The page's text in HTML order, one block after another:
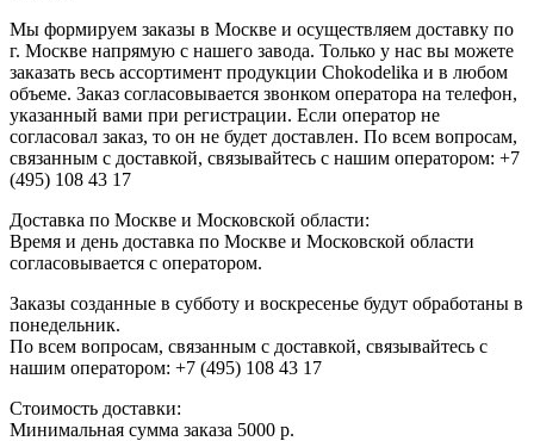
Мы формируем заказы в Москве и осуществляем доставку по
г. Москве напрямую с нашего завода. Только у нас вы можете
заказать весь ассортимент продукции Chokodelika и в любом
объеме. Заказ согласовывается звонком оператора на телефон,
указанный вами при регистрации. Если оператор не
согласовал заказ, то он не будет доставлен. По всем вопросам,
связанным с доставкой, связывайтесь с нашим оператором: +7
(495) 108 43 17
Доставка по Москве и Московской области:
Время и день доставка по Москве и Московской области
согласовывается с оператором.
Заказы созданные в субботу и воскресенье будут обработаны в
понедельник.
По всем вопросам, связанным с доставкой, связывайтесь с
нашим оператором: +7 (495) 108 43 17
Стоимость доставки:
Минимальная сумма заказа 5000 р.